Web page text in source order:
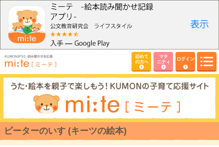
初めて
の方へ
マタ
ニティ
ログイン
ピーターのいす (キーツの絵本)